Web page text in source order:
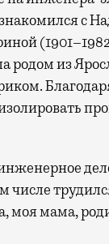
с
родом из
моя мама,